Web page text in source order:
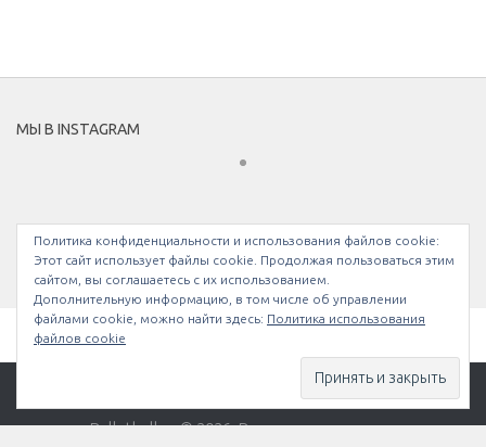
МЫ В INSTAGRAM
Bullethell.ru © 2026. Все права защищены.
Политика конфиденциальности и использования файлов сookie:
Этот сайт использует файлы cookie. Продолжая пользоваться этим
сайтом, вы соглашаетесь с их использованием.
Дополнительную информацию, в том числе об управлении
файлами cookie, можно найти здесь: Политика использования
файлов cookie